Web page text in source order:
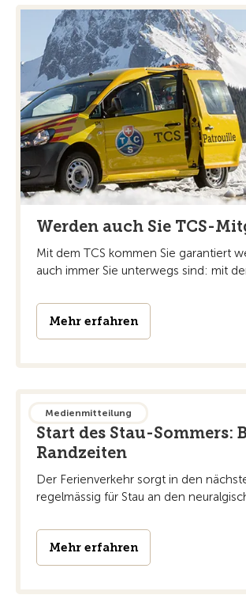
Werden auch Sie TCS-
Mit dem TCS kommen Sie garantiert
auch immer Sie unterwegs sind: mit
Mehr erfahren
Medienmitteilung
23.06.2026
Start des Stau-Sommers:
Randzeiten
Der Ferienverkehr sorgt in den
regelmässig für Stau an den
Mehr erfahren